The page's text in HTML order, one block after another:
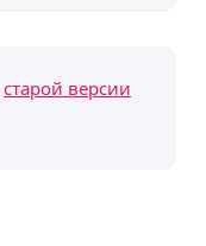
старой версии